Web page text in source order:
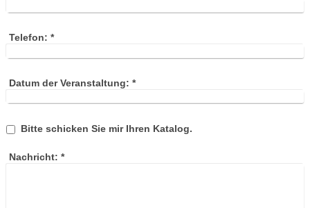
Telefon: *
Datum der Veranstaltung: *
Bitte schicken Sie mir Ihren Katalog.
Nachricht: *